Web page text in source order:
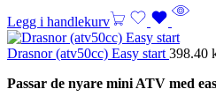
Legg i handlekurv
Drasnor (atv50cc) Easy start 398.40
Passar de nyare mini ATV med